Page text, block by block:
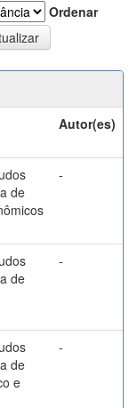
Ordenar
Autor(es)
de
-
de
-
de
e
-